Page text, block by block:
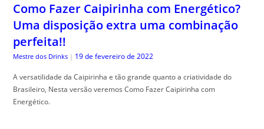
Como Fazer Caipirinha com Energético?
Uma disposição extra uma combinação
perfeita!!
Mestre dos Drinks | 19 de fevereiro de 2022
A versatilidade da Caipirinha e tão grande quanto a criatividade do
Brasileiro, Nesta versão veremos Como Fazer Caipirinha com
Energético.